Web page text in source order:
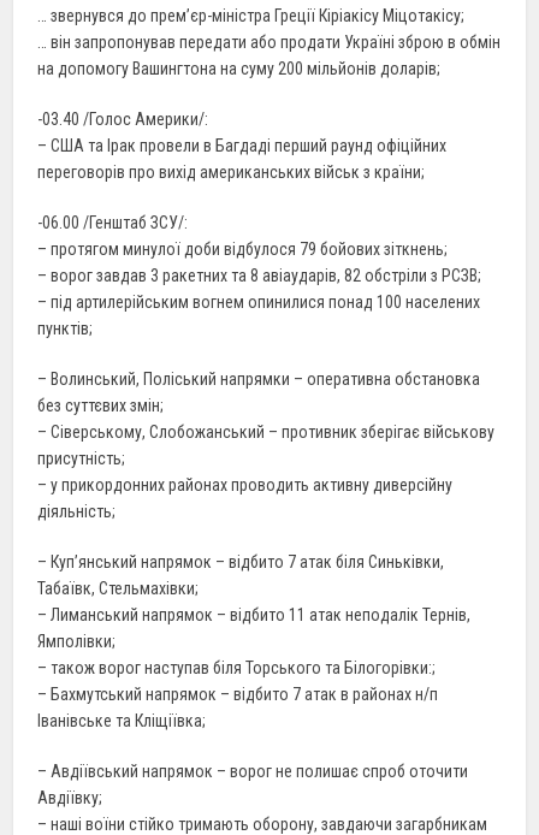
… звернувся до прем’єр-міністра Греції Кіріакісу Міцотакісу;
… він запропонував передати або продати Україні зброю в обмін
на допомогу Вашингтона на суму 200 мільйонів доларів;
-03.40 /Голос Америки/:
– США та Ірак провели в Багдаді перший раунд офіційних
переговорів про вихід американських військ з країни;
-06.00 /Генштаб ЗСУ/:
– протягом минулої доби відбулося 79 бойових зіткнень;
– ворог завдав 3 ракетних та 8 авіаударів, 82 обстріли з РСЗВ;
– під артилерійським вогнем опинилися понад 100 населених
пунктів;
– Волинський, Поліський напрямки – оперативна обстановка
без суттєвих змін;
– Сіверському, Слобожанський – противник зберігає військову
присутність;
– у прикордонних районах проводить активну диверсійну
діяльність;
– Куп’янський напрямок – відбито 7 атак біля Синьківки,
Табаївк, Стельмахівки;
– Лиманський напрямок – відбито 11 атак неподалік Тернів,
Ямполівки;
– також ворог наступав біля Торського та Білогорівки:;
– Бахмутський напрямок – відбито 7 атак в районах н/п
Іванівське та Кліщіївка;
– Авдіївський напрямок – ворог не полишає спроб оточити
Авдіївку;
– наші воїни стійко тримають оборону, завдаючи загарбникам